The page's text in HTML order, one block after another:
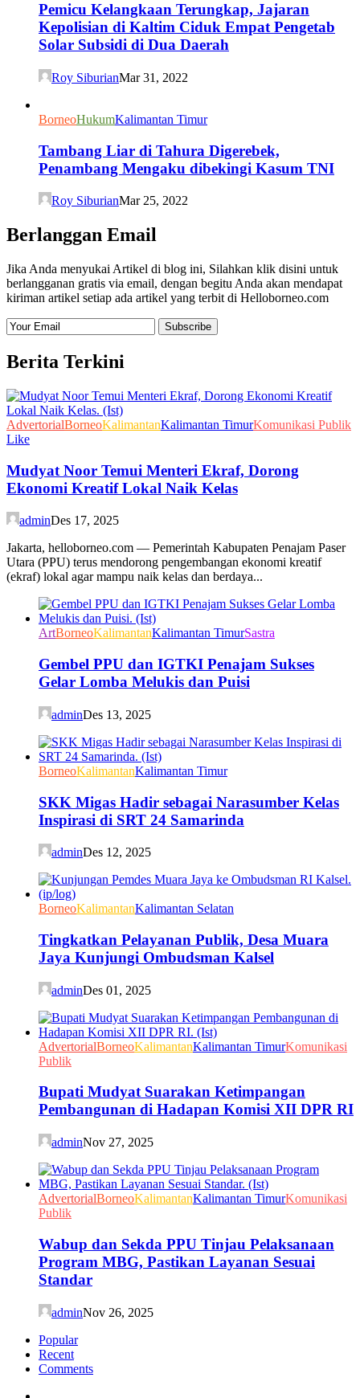
Pemicu Kelangkaan Terungkap, Jajaran
Kepolisian di Kaltim Ciduk Empat Pengetab
Solar Subsidi di Dua Daerah
Roy SiburianMar 31, 2022
BorneoHukumKalimantan Timur
Tambang Liar di Tahura Digerebek,
Penambang Mengaku dibekingi Kasum TNI
Roy SiburianMar 25, 2022
Berlanggan Email
Jika Anda menyukai Artikel di blog ini, Silahkan klik disini untuk
berlangganan gratis via email, dengan begitu Anda akan mendapat
kiriman artikel setiap ada artikel yang terbit di Helloborneo.com
Berita Terkini
AdvertorialBorneoKalimantanKalimantan TimurKomunikasi Publik
Like
Mudyat Noor Temui Menteri Ekraf, Dorong
Ekonomi Kreatif Lokal Naik Kelas
adminDes 17, 2025
Jakarta, helloborneo.com — Pemerintah Kabupaten Penajam Paser
Utara (PPU) terus mendorong pengembangan ekonomi kreatif
(ekraf) lokal agar mampu naik kelas dan berdaya...
ArtBorneoKalimantanKalimantan TimurSastra
Gembel PPU dan IGTKI Penajam Sukses
Gelar Lomba Melukis dan Puisi
adminDes 13, 2025
BorneoKalimantanKalimantan Timur
SKK Migas Hadir sebagai Narasumber Kelas
Inspirasi di SRT 24 Samarinda
adminDes 12, 2025
BorneoKalimantanKalimantan Selatan
Tingkatkan Pelayanan Publik, Desa Muara
Jaya Kunjungi Ombudsman Kalsel
adminDes 01, 2025
AdvertorialBorneoKalimantanKalimantan TimurKomunikasi
Publik
Bupati Mudyat Suarakan Ketimpangan
Pembangunan di Hadapan Komisi XII DPR RI
adminNov 27, 2025
AdvertorialBorneoKalimantanKalimantan TimurKomunikasi
Publik
Wabup dan Sekda PPU Tinjau Pelaksanaan
Program MBG, Pastikan Layanan Sesuai
Standar
adminNov 26, 2025
Popular
Recent
Comments